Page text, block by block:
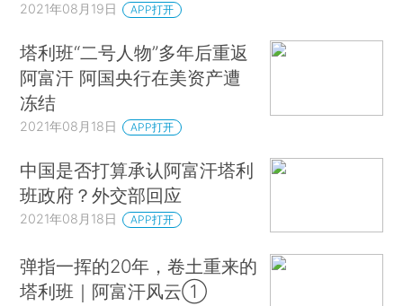
2021年08月19日 APP打开
塔利班“二号人物”多年后重返
阿富汗 阿国央行在美资产遭
冻结
2021年08月18日 APP打开
中国是否打算承认阿富汗塔利
班政府？外交部回应
2021年08月18日 APP打开
弹指一挥的20年，卷土重来的
塔利班｜阿富汗风云①